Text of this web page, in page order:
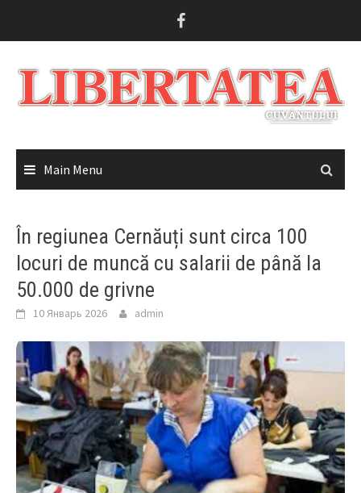
Main Menu
În regiunea Cernăuți sunt circa 100
locuri de muncă cu salarii de până la
50.000 de grivne
10 Январь 2026 admin